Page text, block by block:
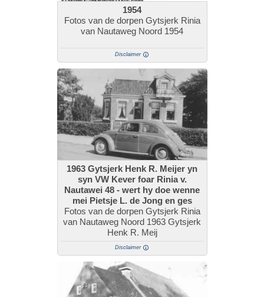
1954
Fotos van de dorpen Gytsjerk Rinia
van Nautaweg Noord 1954
Disclaimer
1963 Gytsjerk Henk R. Meijer yn
syn VW Kever foar Rinia v.
Nautawei 48 - wert hy doe wenne
mei Pietsje L. de Jong en ges
Fotos van de dorpen Gytsjerk Rinia
van Nautaweg Noord 1963 Gytsjerk
Henk R. Meij
Disclaimer